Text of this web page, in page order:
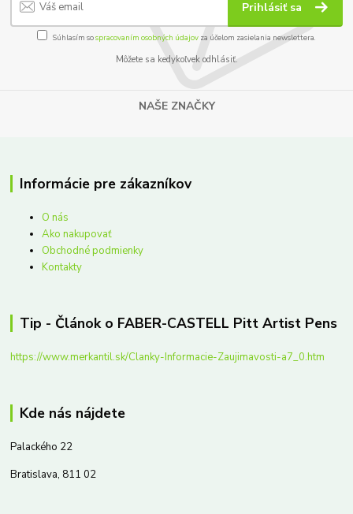
Prihlásiť sa
Súhlasím sospracovaním osobných údajov za účelom zasielania newslettera.
Môžete sa kedykoľvek odhlásiť.
NAŠE ZNAČKY
Informácie pre zákazníkov
O nás
Ako nakupovať
Obchodné podmienky
Kontakty
Tip - Článok o FABER-CASTELL Pitt Artist Pens
https://www.merkantil.sk/Clanky-Informacie-Zaujimavosti-a7_0.htm
Kde nás nájdete
Palackého 22
Bratislava, 811 02